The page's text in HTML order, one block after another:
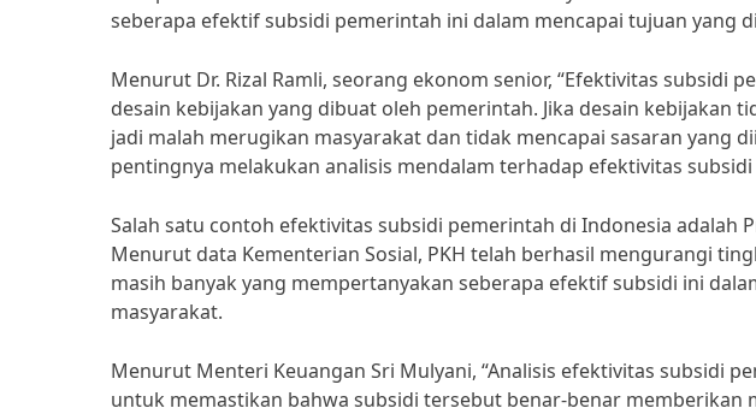
seberapa efektif subsidi pemerintah ini dalam mencapai tujuan yang
Menurut Dr. Rizal Ramli, seorang ekonom senior, “Efektivitas subsidi
desain kebijakan yang dibuat oleh pemerintah. Jika desain kebijakan
jadi malah merugikan masyarakat dan tidak mencapai sasaran yang
pentingnya melakukan analisis mendalam terhadap efektivitas
Salah satu contoh efektivitas subsidi pemerintah di Indonesia adalah
Menurut data Kementerian Sosial, PKH telah berhasil mengurangi
masih banyak yang mempertanyakan seberapa efektif subsidi ini
masyarakat.
Menurut Menteri Keuangan Sri Mulyani, “Analisis efektivitas subsidi
untuk memastikan bahwa subsidi tersebut benar-benar memberikan